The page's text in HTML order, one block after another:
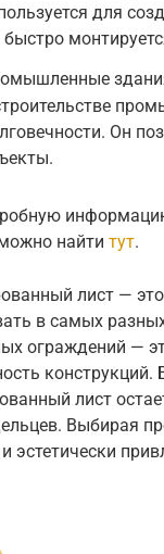
для
Он
найти тут.
лист —
в самых
ограждений —
лист
Выбирая
эстетически